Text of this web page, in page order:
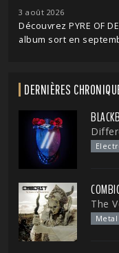
3 août 2026
Découvrez PYRE OF
album sort en
DERNIÈRES
The